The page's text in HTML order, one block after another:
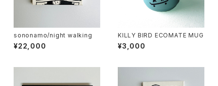
sononamo/night walking
¥22,000
KILLY BIRD ECOMATE MUG
¥3,000